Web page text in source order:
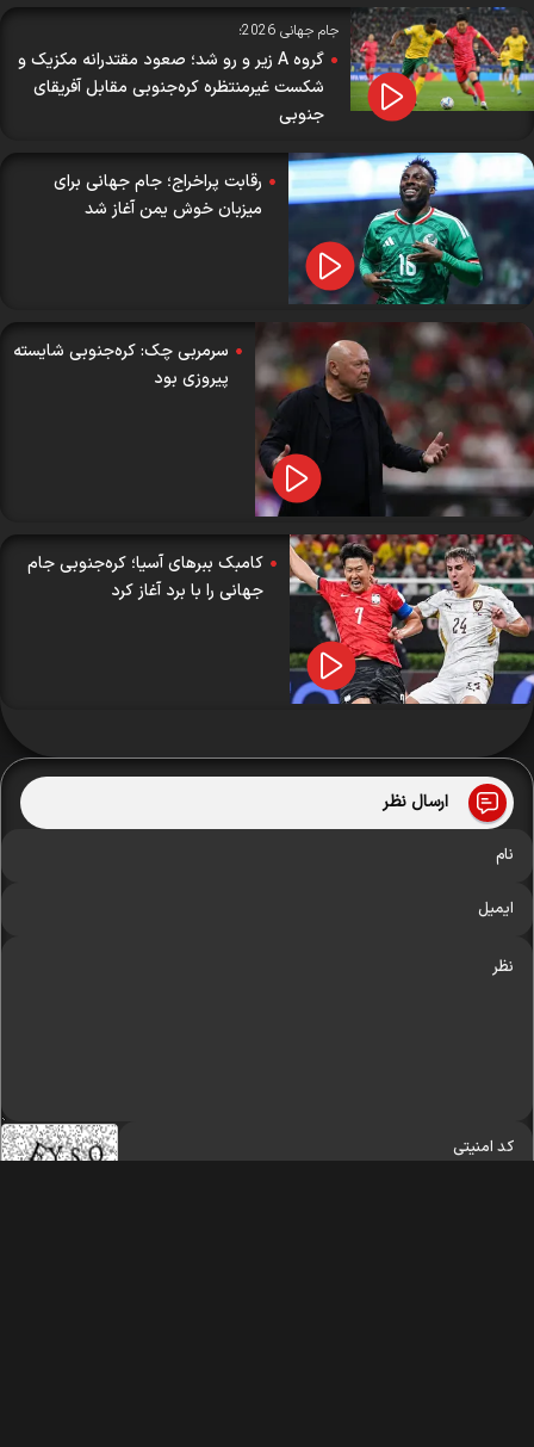
جام جهانی 2026؛
گروه A زیر و رو شد؛ صعود مقتدرانه مکزیک و
شکست غیرمنتظره کره‌جنوبی مقابل آفریقای
جنوبی
رقابت پراخراج؛ جام جهانی برای
میزبان خوش یمن آغاز شد
سرمربی چک: کره‌جنوبی شایسته
پیروزی بود
کامبک ببرهای آسیا؛ کره‌جنوبی جام
جهانی را با برد آغاز کرد
ارسال نظر